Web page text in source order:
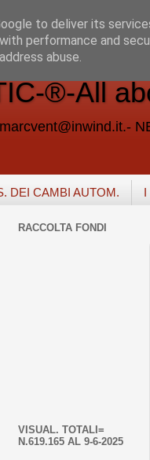
®-All
DEI CAMBI AUTOM. I
RACCOLTA FONDI
VISUAL. TOTALI=
N.619.165 AL 9-6-2025
to deliver its
performance and
abuse.